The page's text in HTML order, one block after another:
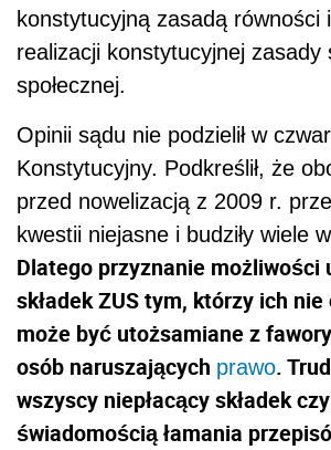
konstytucyjną zasadą równości
realizacji konstytucyjnej zasady
społecznej.
Opinii sądu nie podzielił w
Konstytucyjny. Podkreślił, że
przed nowelizacją z 2009 r.
kwestii niejasne i budziły wiele
Dlatego przyznanie możliwości
składek ZUS tym, którzy ich nie
może być utożsamiane z
osób naruszających prawo.
wszyscy niepłacący składek
świadomością łamania